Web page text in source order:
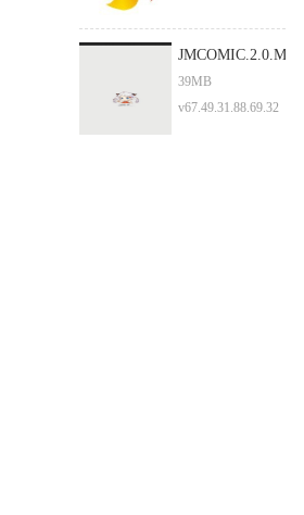
JMCOMIC.2.0.MIC
39MB
v67.49.31.88.69.32